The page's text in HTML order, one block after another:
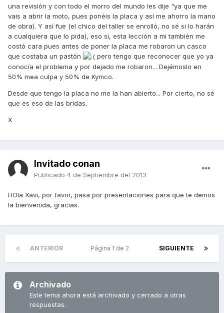
una revisión y con todo el morro del mundo les dije "ya que me
vais a abrir la moto, pues ponéis la placa y así me ahorro la mano
de obra). Y así fue (el chico del taller se enrolló, no sé si lo harán
a cualquiera que lo pida), eso si, esta lección a mi también me
costó cara pues antes de poner la placa me robaron un casco
que costaba un pastón
pero tengo que reconocer que yo ya
conocía el problema y por dejado me robaron... Dejémoslo en
50% mea culpa y 50% de Kymco.
Desde que tengo la placa no me la han abierto... Por cierto, no sé
que es eso de las bridas.
X
Invitado conan
Publicado 4 de Septiembre del 2013
HOla Xavi, por favor, pasa por presentaciones para que te demos
la bienvenida, gracias.
ANTERIOR SIGUIENTE
Página 1 de 2
Archivado
Este tema ahora está archivado y cerrado a otras
respuestas.